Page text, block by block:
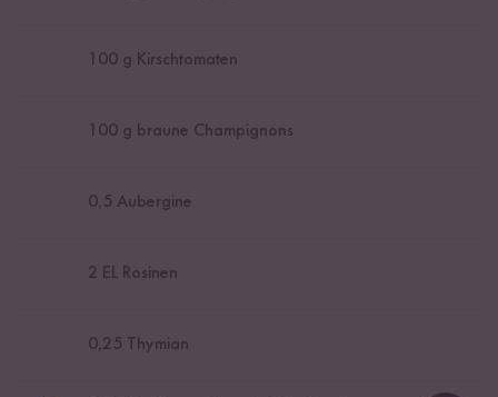
100 g Kirschtomaten
100 g braune Champignons
0,5 Aubergine
2 EL Rosinen
0,25 Thymian